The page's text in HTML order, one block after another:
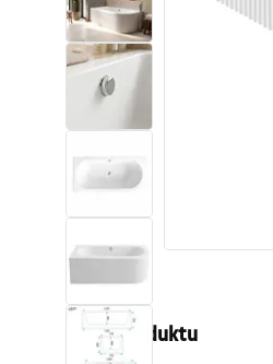
Vaňa so zástenou
Sprchy
Popis produktu